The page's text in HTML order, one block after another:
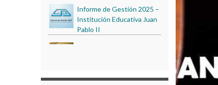
Institución Educativa Juan
Pablo II
Rendición de Cuentas –
Acuerdo N.º 6 - Modificación